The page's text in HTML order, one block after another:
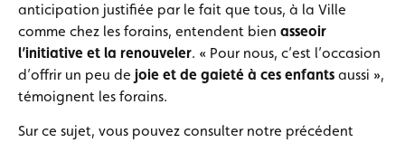
anticipation justifiée par le fait que tous, à la Ville
comme chez les forains, entendent bien asseoir
l’initiative et la renouveler. « Pour nous, c’est l’occasion
d’offrir un peu de joie et de gaieté à ces enfants aussi »,
témoignent les forains.
Sur ce sujet, vous pouvez consulter notre précédent